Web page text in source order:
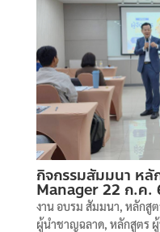
กิจกรรมสัมมนา หลั
Manager 22 ก.ค.
งาน อบรม สัมมนา, หลักสูต
ผู้นำชาญฉลาด, หลักสูตร